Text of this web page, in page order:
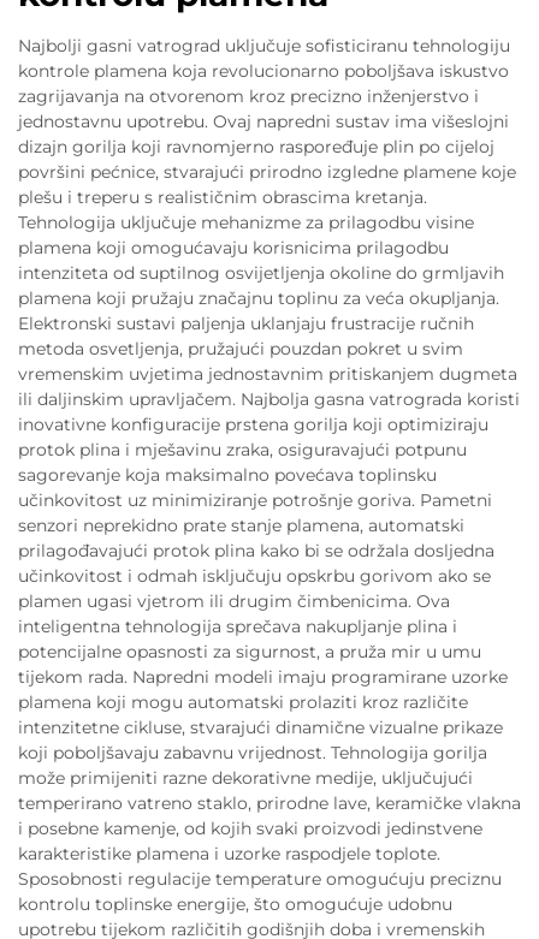
Najbolji gasni vatrograd uključuje sofisticiranu tehnologiju
kontrole plamena koja revolucionarno poboljšava iskustvo
zagrijavanja na otvorenom kroz precizno inženjerstvo i
jednostavnu upotrebu. Ovaj napredni sustav ima višeslojni
dizajn gorilja koji ravnomjerno raspoređuje plin po cijeloj
površini pećnice, stvarajući prirodno izgledne plamene koje
plešu i treperu s realističnim obrascima kretanja.
Tehnologija uključuje mehanizme za prilagodbu visine
plamena koji omogućavaju korisnicima prilagodbu
intenziteta od suptilnog osvijetljenja okoline do grmljavih
plamena koji pružaju značajnu toplinu za veća okupljanja.
Elektronski sustavi paljenja uklanjaju frustracije ručnih
metoda osvetljenja, pružajući pouzdan pokret u svim
vremenskim uvjetima jednostavnim pritiskanjem dugmeta
ili daljinskim upravljačem. Najbolja gasna vatrograda koristi
inovativne konfiguracije prstena gorilja koji optimiziraju
protok plina i mješavinu zraka, osiguravajući potpunu
sagorevanje koja maksimalno povećava toplinsku
učinkovitost uz minimiziranje potrošnje goriva. Pametni
senzori neprekidno prate stanje plamena, automatski
prilagođavajući protok plina kako bi se održala dosljedna
učinkovitost i odmah isključuju opskrbu gorivom ako se
plamen ugasi vjetrom ili drugim čimbenicima. Ova
inteligentna tehnologija sprečava nakupljanje plina i
potencijalne opasnosti za sigurnost, a pruža mir u umu
tijekom rada. Napredni modeli imaju programirane uzorke
plamena koji mogu automatski prolaziti kroz različite
intenzitetne cikluse, stvarajući dinamične vizualne prikaze
koji poboljšavaju zabavnu vrijednost. Tehnologija gorilja
može primijeniti razne dekorativne medije, uključujući
temperirano vatreno staklo, prirodne lave, keramičke vlakna
i posebne kamenje, od kojih svaki proizvodi jedinstvene
karakteristike plamena i uzorke raspodjele toplote.
Sposobnosti regulacije temperature omogućuju preciznu
kontrolu toplinske energije, što omogućuje udobnu
upotrebu tijekom različitih godišnjih doba i vremenskih